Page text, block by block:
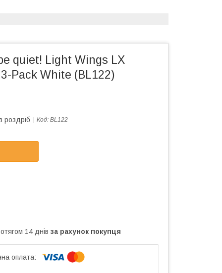
quiet! Light Wings LX
Pack White (BL122)
роздріб Код: BL122
14 днів за рахунок покупця